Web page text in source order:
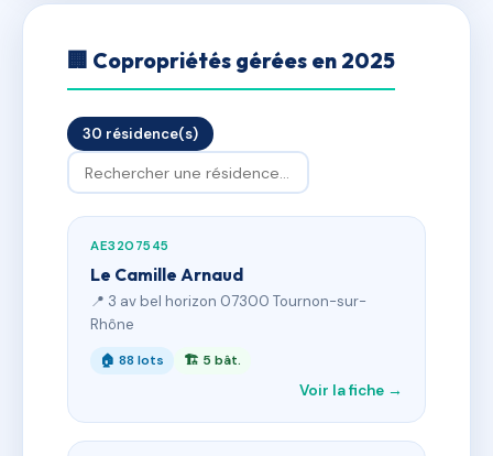
🏢 Copropriétés gérées en 2025
30 résidence(s)
AE3207545
Le Camille Arnaud
📍 3 av bel horizon 07300 Tournon-sur-
Rhône
🏠 88 lots 🏗 5 bât.
Voir la fiche →